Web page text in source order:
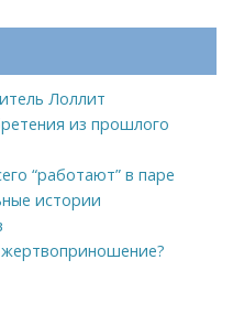
Лоллит
из прошлого
“работают” в паре
истории